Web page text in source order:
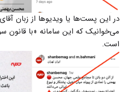
در این پست‌ها یا ویدیوها از زبان
می‌خوانیک که این سامانه «با قانون
است.